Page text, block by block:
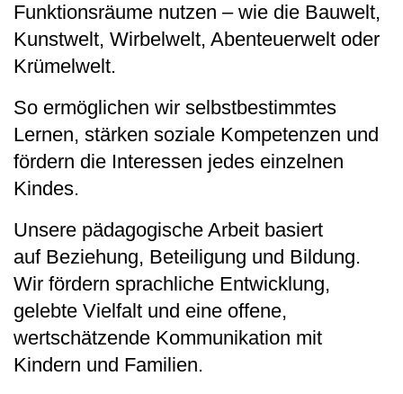
Funktionsräume nutzen – wie die Bauwelt,
Kunstwelt, Wirbelwelt, Abenteuerwelt oder
Krümelwelt.
So ermöglichen wir selbstbestimmtes
Lernen, stärken soziale Kompetenzen und
fördern die Interessen jedes einzelnen
Kindes.
Unsere pädagogische Arbeit basiert
auf Beziehung, Beteiligung und Bildung.
Wir fördern sprachliche Entwicklung,
gelebte Vielfalt und eine offene,
wertschätzende Kommunikation mit
Kindern und Familien.